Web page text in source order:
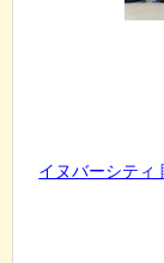
イヌバーシティ